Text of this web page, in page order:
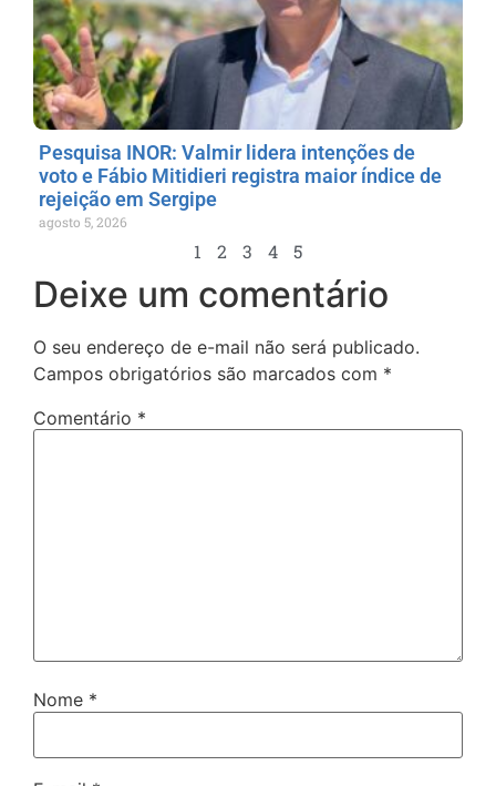
Pesquisa INOR: Valmir lidera intenções de
voto e Fábio Mitidieri registra maior índice de
rejeição em Sergipe
agosto 5, 2026
1 2 3 4 5
Deixe um comentário
O seu endereço de e-mail não será publicado.
Campos obrigatórios são marcados com *
Comentário *
Nome *